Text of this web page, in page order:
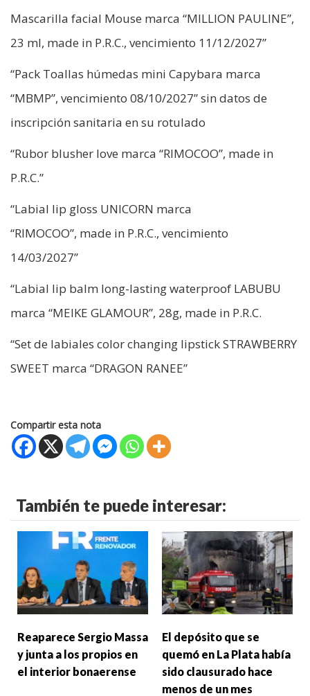
Mascarilla facial Mouse marca “MILLION PAULINE”,
23 ml, made in P.R.C., vencimiento 11/12/2027”
“Pack Toallas húmedas mini Capybara marca
“MBMP”, vencimiento 08/10/2027” sin datos de
inscripción sanitaria en su rotulado
“Rubor blusher love marca “RIMOCOO”, made in
P.R.C.”
“Labial lip gloss UNICORN marca
“RIMOCOO”, made in P.R.C., vencimiento
14/03/2027”
“Labial lip balm long-lasting waterproof LABUBU
marca “MEIKE GLAMOUR”, 28g, made in P.R.C.
“Set de labiales color changing lipstick STRAWBERRY
SWEET marca “DRAGON RANEE”
Compartir esta nota
También te puede interesar:
Reaparece Sergio Massa
y junta a los propios en
el interior bonaerense
El depósito que se
quemó en La Plata había
sido clausurado hace
menos de un mes